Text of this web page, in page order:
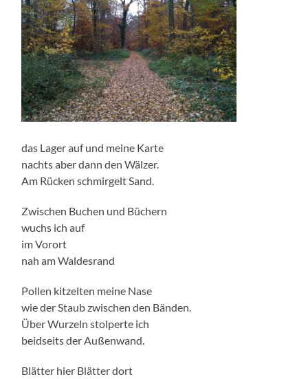
das Lager auf und meine Karte
nachts aber dann den Wälzer.
Am Rücken schmirgelt Sand.
Zwischen Buchen und Büchern
wuchs ich auf
im Vorort
nah am Waldesrand
Pollen kitzelten meine Nase
wie der Staub zwischen den Bänden.
Über Wurzeln stolperte ich
beidseits der Außenwand.
Blätter hier Blätter dort